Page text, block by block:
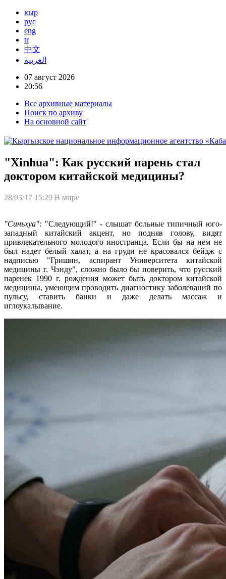
кыр
рус
eng
tr
中文
العربية
07 август 2026
20:56
Все архивные материалы
Поиск по архиву
На основной сайт
"Xinhua": Как русский парень стал
доктором китайской медицины?
28/03/17 15:29 В мире
"Синьхуа": "Следующий!" - слышат больные типичный юго-
западный китайский акцент, но подняв голову, видят
привлекательного молодого иностранца. Если бы на нем не
был надет белый халат, а на груди не красовался бейдж с
надписью "Гришин, аспирант Университета китайской
медицины г. Чэнду", сложно было бы поверить, что русский
паренек 1990 г. рождения может быть доктором китайской
медицины, умеющим проводить диагностику заболеваний по
пульсу, ставить банки и даже делать массаж и
иглоукалывание.